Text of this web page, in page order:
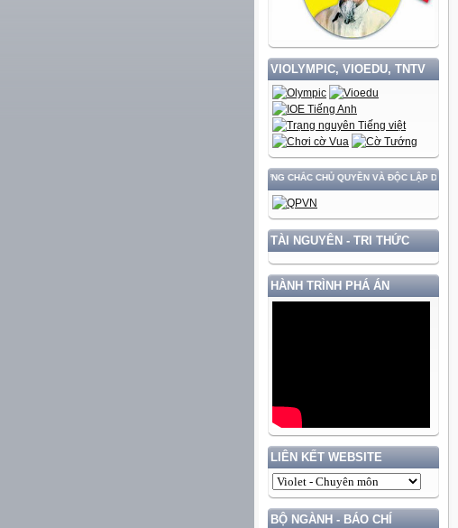
VIOLYMPIC, VIOEDU, TNTV
VÀ PHÁT TRIỂN ĐẤT NƯỚC GẮN VỚI BẢO VỆ VỮNG CHẮC CHỦ QUYỀN VÀ ĐỘC LẬP DÂN TỘC!
TÀI NGUYÊN - TRI THỨC
HÀNH TRÌNH PHÁ ÁN
LIÊN KẾT WEBSITE
BỘ NGÀNH - BÁO CHÍ